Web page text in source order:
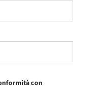
con